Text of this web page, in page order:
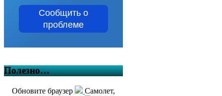
Сообщить о
проблеме
Полезно…
Обновите браузер
Самолет,